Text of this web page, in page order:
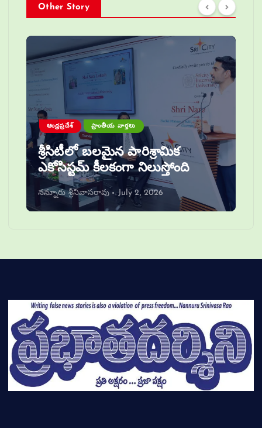
Other Story
ఆంధ్రప్రదేశ్ ప్రాంతీయ వార్తలు
శ్రీసిటీలో బలమైన పారిశ్రామిక
ఎకోసిస్టమ్ కీలకంగా నిలుస్తోంది
నన్నూరు శ్రీనివాసరావు July 2, 2026